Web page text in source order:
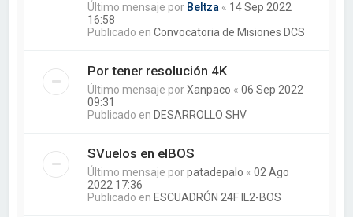
Último mensaje por Beltza « 14 Sep 2022
16:58
Publicado enConvocatoria de Misiones DCS
Por tener resolución 4K
Último mensaje porXanpaco «06 Sep 2022
09:31
Publicado en DESARROLLO SHV
SVuelos en elBOS
Último mensaje porpatadepalo «02 Ago
2022 17:36
Publicado en ESCUADRÓN 24F IL2-BOS